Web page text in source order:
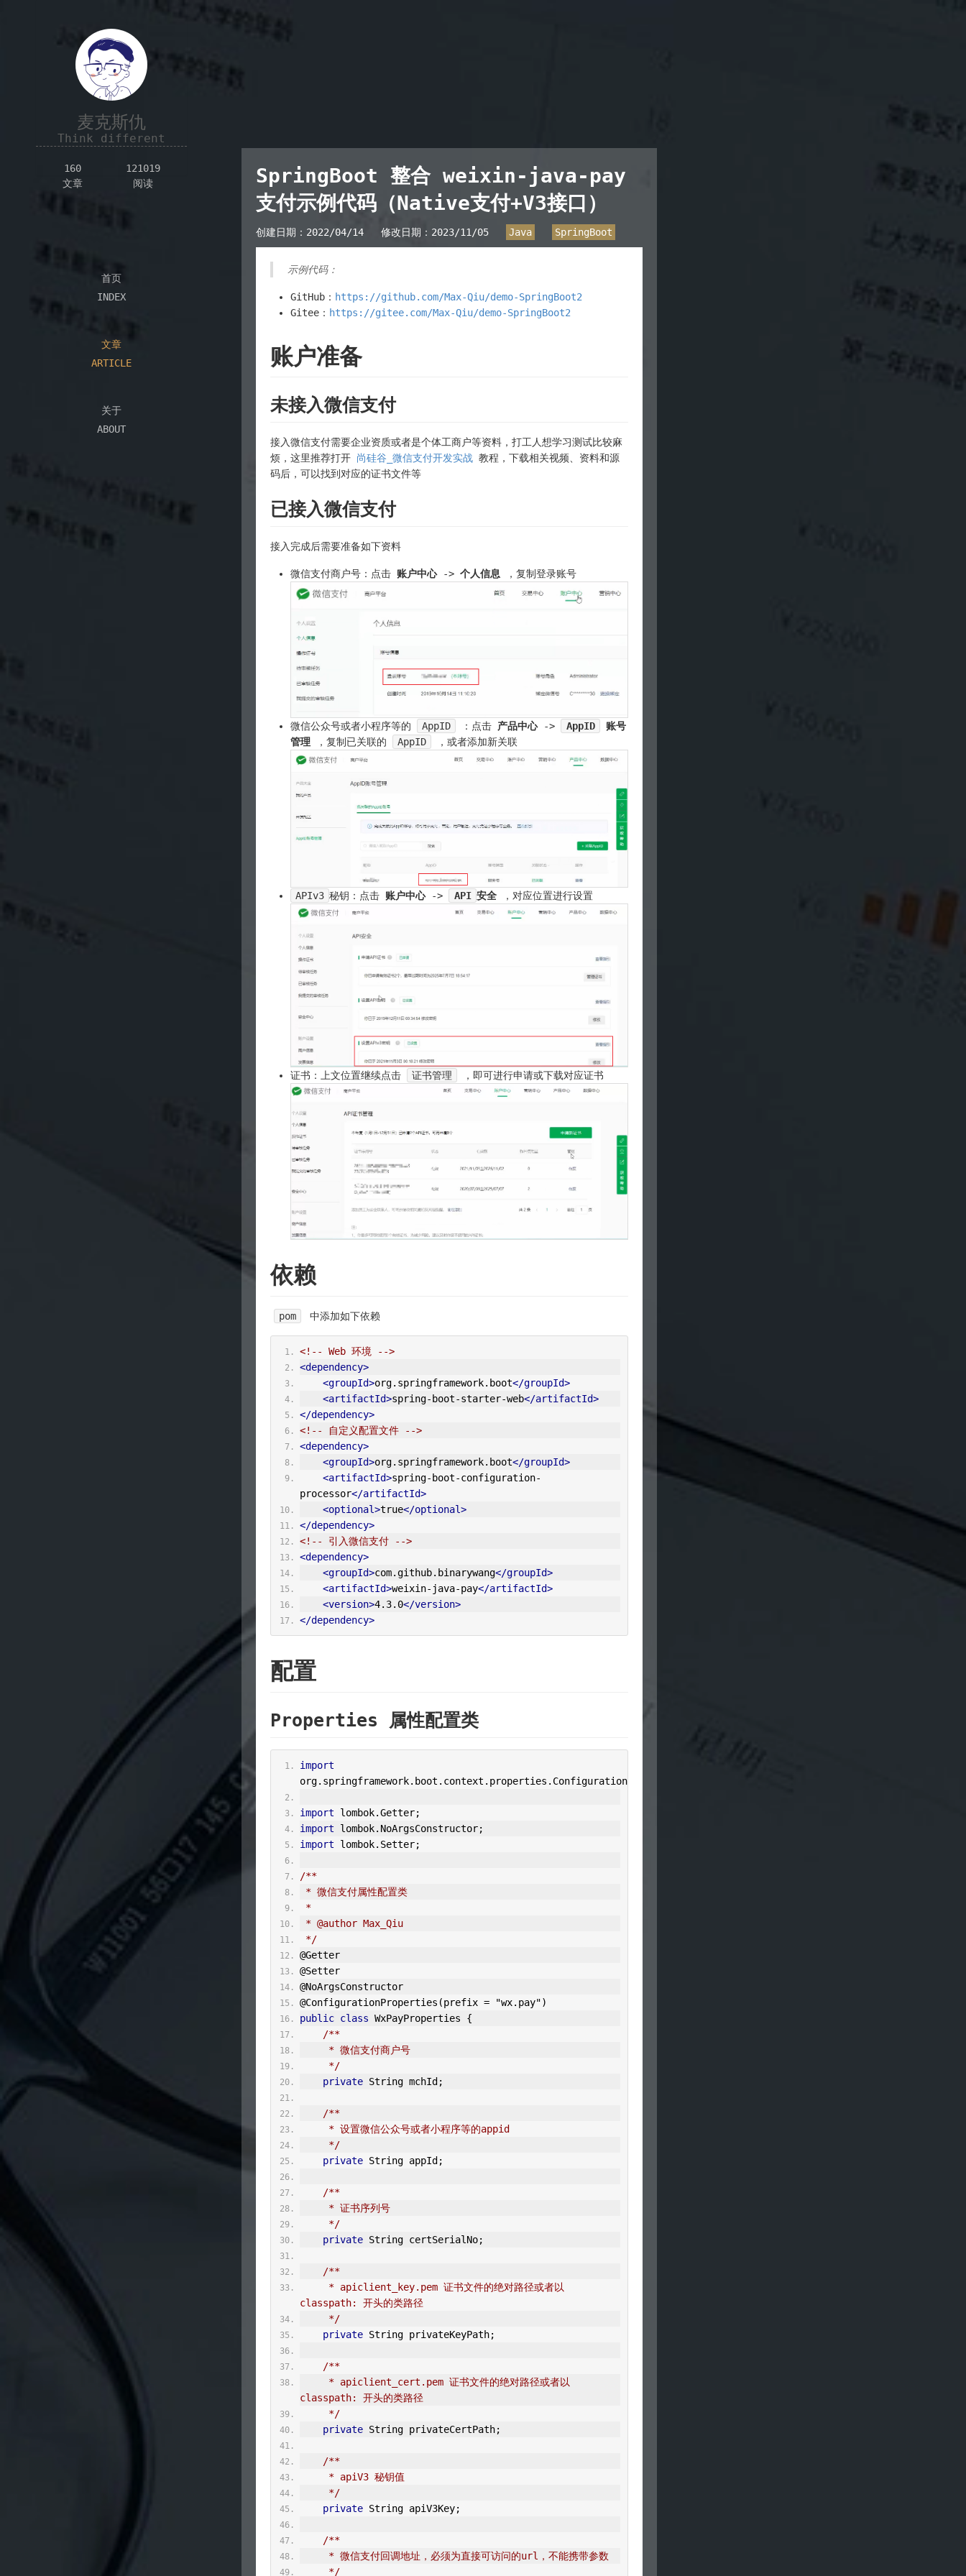
麦克斯仇
Think different
160
文章
121019
阅读
首页
INDEX
文章
ARTICLE
关于
ABOUT
SpringBoot 整合 weixin-java-pay
支付示例代码（Native支付+V3接口）
创建日期： 2022/04/14 修改日期： 2023/11/05 Java SpringBoot
示例代码：
GitHub： https://github.com/Max-Qiu/demo-SpringBoot2
Gitee： https://gitee.com/Max-Qiu/demo-SpringBoot2
账户准备
未接入微信支付
接入微信支付需要企业资质或者是个体工商户等资料，打工人想学习测试比较麻
烦，这里推荐打开 尚硅谷_微信支付开发实战 教程，下载相关视频、资料和源
码后，可以找到对应的证书文件等
已接入微信支付
接入完成后需要准备如下资料
微信支付商户号：点击 账户中心-> 个人信息 ，复制登录账号
微信公众号或者小程序等的 AppID ：点击 产品中心-> AppID
账号
管理 ，复制已关联的 AppID ，或者添加新关联
APIv3 秘钥：点击 账户中心-> API 安全，对应位置进行设置
证书：上文位置继续点击 证书管理 ，即可进行申请或下载对应证书
依赖
pom 中添加如下依赖
<!-- Web 环境 -->
<dependency>
<groupId>org.springframework.boot</groupId>
<artifactId>spring-boot-starter-web</artifactId>
</dependency>
<!-- 自定义配置文件 -->
<dependency>
<groupId>org.springframework.boot</groupId>
<artifactId>spring-boot-configuration-
processor</artifactId>
<optional>true</optional>
</dependency>
<!-- 引入微信支付 -->
<dependency>
<groupId>com.github.binarywang</groupId>
<artifactId>weixin-java-pay</artifactId>
<version>4.3.0</version>
</dependency>
配置
Properties 属性配置类
import
org. springframework. boot . context . properties . ConfigurationProperties
import lombok.Getter;
import lombok. NoArgsConstructor;
import lombok. Setter;
/**
* 微信支付属性配置类
*
* @author Max_Qiu
*/
@Getter
@Setter
@NoArgsConstructor
@ConfigurationProperties (prefix = "wx.pay")
public class WxPayProperties
{
/**
     * 微信支付商户号
     */
private String mchId ;
/**
     * 设置微信公众号或者小程序等的appid
     */
private String appId ;
/**
     * 证书序列号
     */
private String certSerialNo;
/**
classpath: 开头的类路径
     */
private String privateKeyPath;
/**
classpath: 开头的类路径
     */
private String privateCertPath;
/**
     * apiV3 秘钥值
     */
private String apiV3Key;
/**
     * 微信支付回调地址，必须为直接可访问的url，不能携带参数
     */